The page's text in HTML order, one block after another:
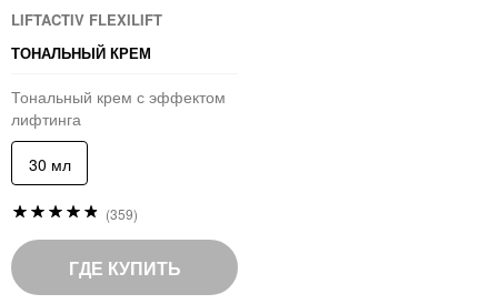
LIFTACTIV FLEXILIFT
ТОНАЛЬНЫЙ КРЕМ
Тональный крем с эффектом
лифтинга
30 мл
Рейтинг:
of
100
(359)
ГДЕ КУПИТЬ